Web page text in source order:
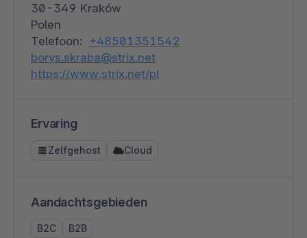
30-349 Kraków
Polen
Telefoon: +48501351542
borys.skraba@strix.net
https://www.strix.net/pl
Ervaring
Zelfgehost Cloud
Aandachtsgebieden
B2C
B2B